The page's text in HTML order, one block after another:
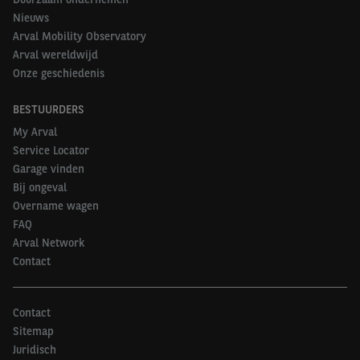
Wij willen NÚ een auto!
autoleaseoplossingen om bedrijven te helpen hun
bedrijf opnieuw op te starten
gedesinfecteerde auto's die voor slechts een paar
maanden meteen geleaset kunnen worden, speciaal
‘personeelsrotatie’ zorgt voor een veilige en
regelmatige wissel van bestuurder voor dezelfde
auto (wekelijks of langer).
milieuvriendelijk alternatief voor het dagelijks
woon-werkverkeer. Voor werknemers die tot 15 km
Onze activiteiten zijn aangepast om te voldoen aan
Nieuws
Arval Mobility Observatory
Arval wereldwijd
Onze geschiedenis
BESTUURDERS
My Arval
Service Locator
Garage vinden
Bij ongeval
Overname wagen
FAQ
Arval Network
Contact
Contact
Sitemap
Juridisch